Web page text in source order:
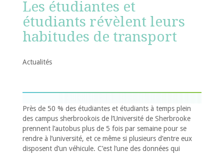
Les étudiantes et
étudiants révèlent leurs
habitudes de transport
Actualités
Près de 50 % des étudiantes et étudiants à temps plein
des campus sherbrookois de l’Université de Sherbrooke
prennent l’autobus plus de 5 fois par semaine pour se
rendre à l’université, et ce même si plusieurs d’entre eux
disposent d’un véhicule. C’est l’une des données qui